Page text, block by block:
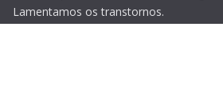
Lamentamos os transtornos.